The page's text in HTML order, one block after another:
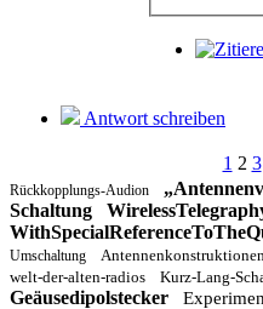
Antwort schreiben
1 2 3
Rückkopplungs-Audion
Schaltung
Umschaltung
welt-der-alten-radios Kurz-Lang-
Geäusedipolstecker